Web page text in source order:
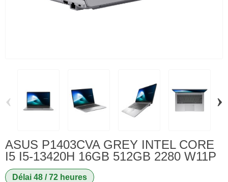
‹ ›
ASUS P1403CVA GREY INTEL CORE
I5 I5-13420H 16GB 512GB 2280 W11P
Délai 48 / 72 heures